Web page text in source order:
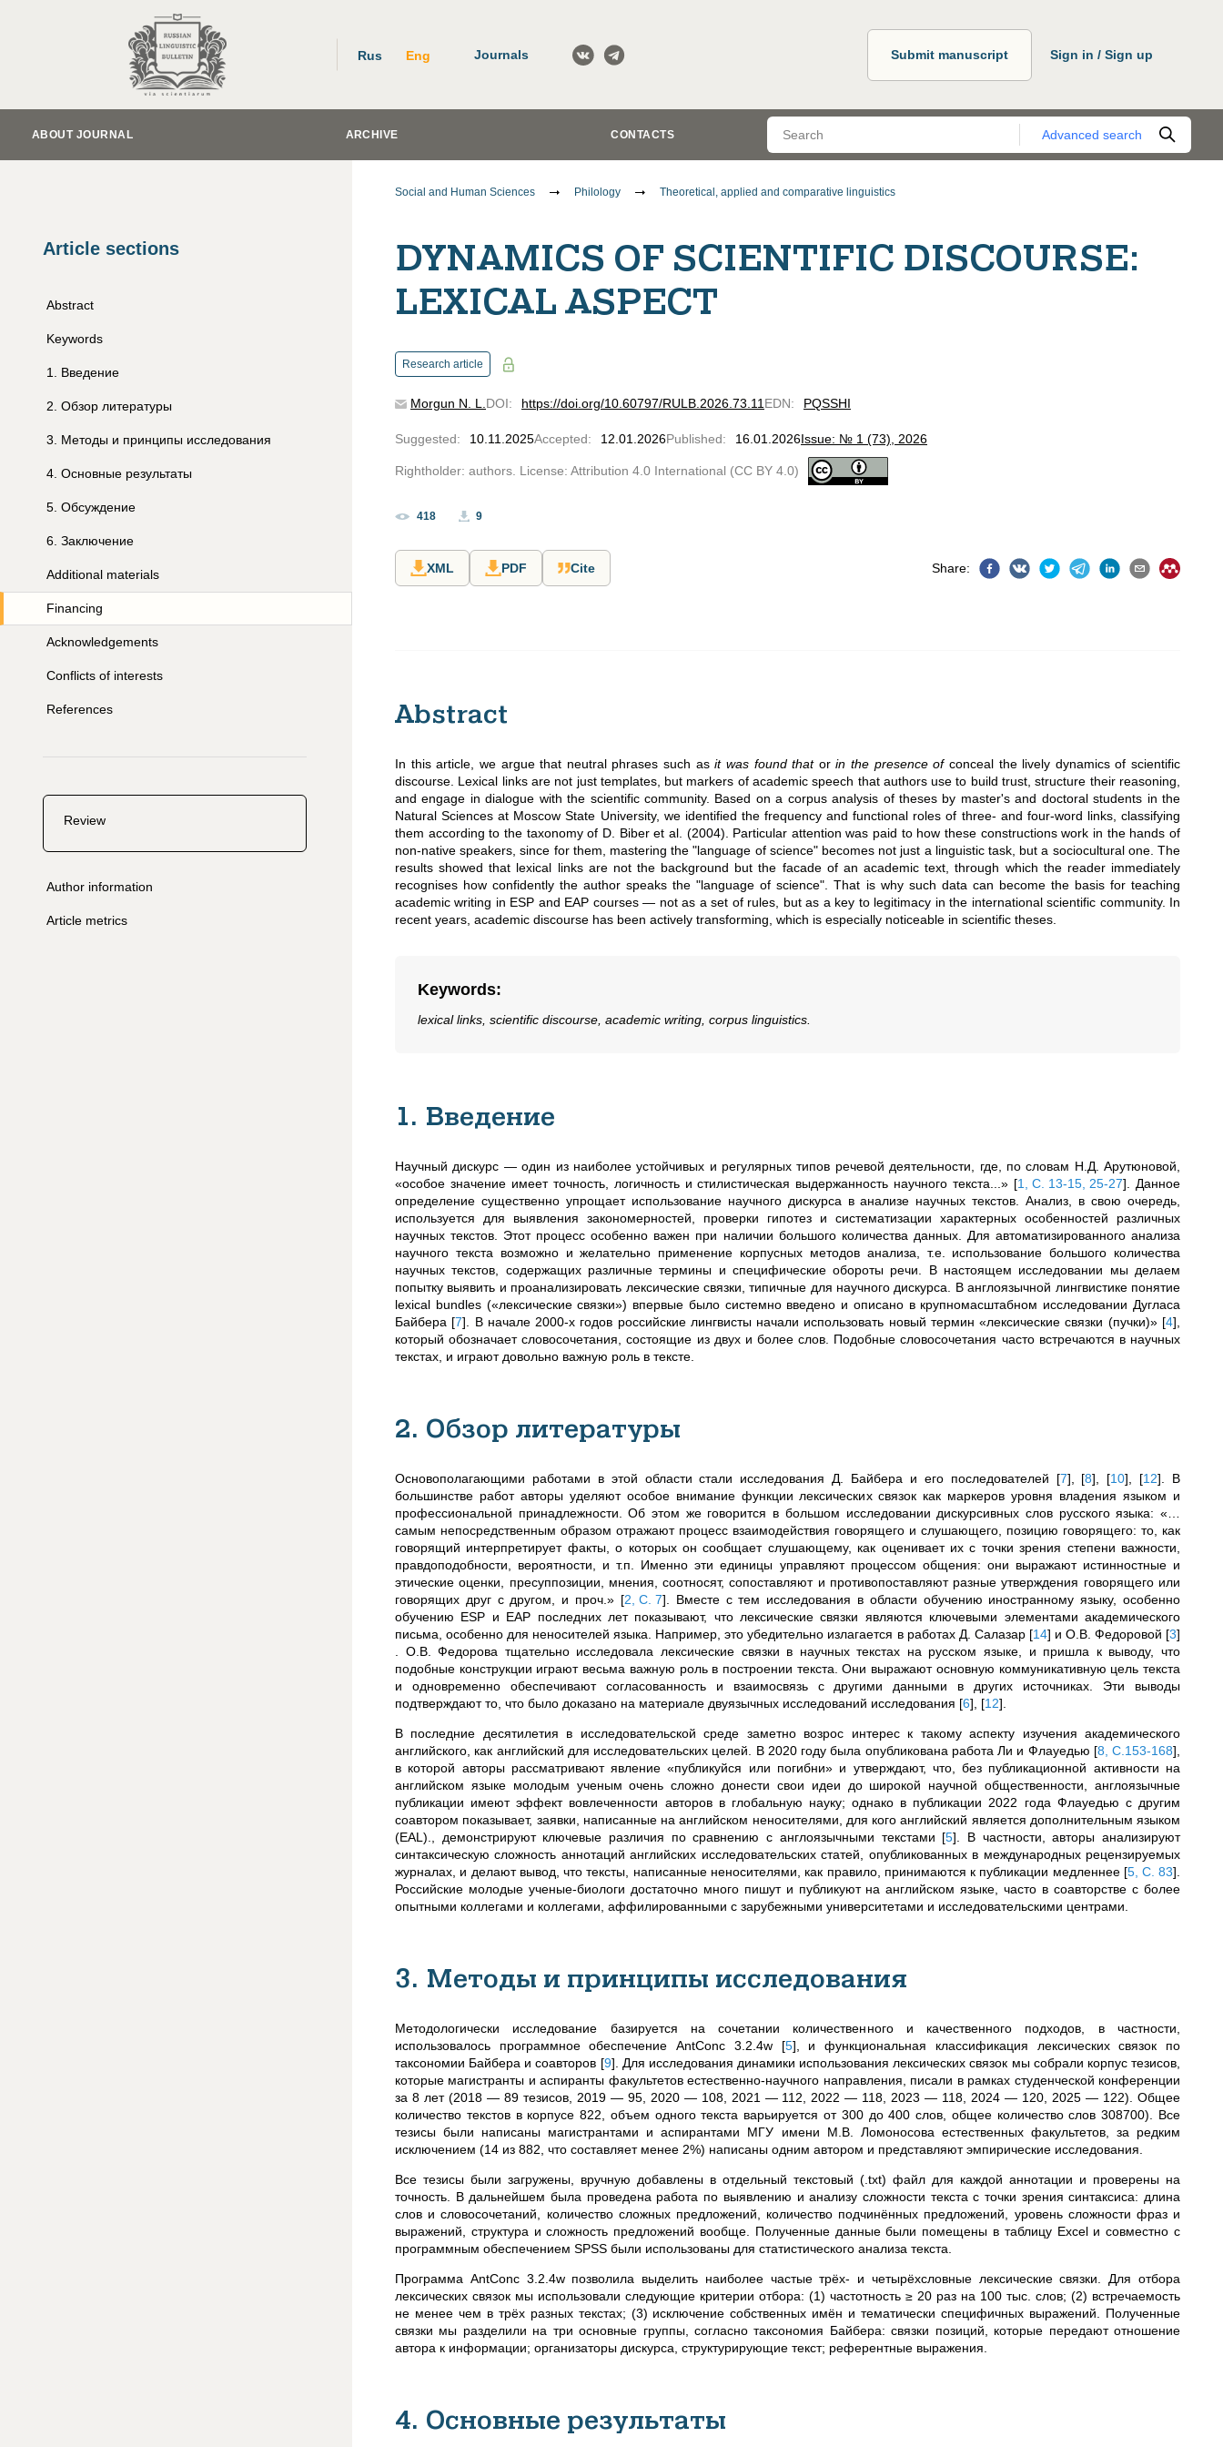
Rus Eng Journals Submit manuscript Sign in / Sign up
ABOUT JOURNAL ARCHIVE CONTACTS Advanced search
Article sections
Abstract
Keywords
1 Введение
2 Обзор литературы
3 Методы и принципы исследования
4 Основные результаты
5 Обсуждение
6 Заключение
Additional materials
Financing
Acknowledgements
Conflicts of interests
References
Review
Author information
Article metrics
Social and Human Sciences Philology Theoretical, applied and comparative linguistics
DYNAMICS OF SCIENTIFIC DISCOURSE:
LEXICAL ASPECT
Research article
Morgun N. L. DOI: https://doi.org/10.60797/RULB.2026.73.11 EDN: PQSSHI
Suggested: 10.11.2025Accepted: 12.01.2026Published: 16.01.2026Issue: № 1 (73), 2026
Rightholder: authors. License: Attribution 4.0 International (CC BY 4.0)
418 9
XML PDF Cite Share:
Abstract
In this article, we argue that neutral phrases such asit was found that orin the presence ofconceal the lively dynamics of scientific
discourse. Lexical links are not just templates, but markers of academic speech that authors use to build trust, structure their reasoning,
and engage in dialogue with the scientific community. Based on a corpus analysis of theses by master's and doctoral students in the
Natural Sciences at Moscow State University, we identified the frequency and functional roles of three- and four-word links, classifying
them according to the taxonomy of D. Biber et al. (2004). Particular attention was paid to how these constructions work in the hands of
non-native speakers, since for them, mastering the "language of science" becomes not just a linguistic task, but a sociocultural one. The
results showed that lexical links are not the background but the facade of an academic text, through which the reader immediately
recognises how confidently the author speaks the "language of science". That is why such data can become the basis for teaching
academic writing in ESP and EAP courses — not as a set of rules, but as a key to legitimacy in the international scientific community. In
recent years, academic discourse has been actively transforming, which is especially noticeable in scientific theses.
Keywords:
lexical links, scientific discourse, academic writing, corpus linguistics.
1. Введение
Научный дискурс — один из наиболее устойчивых и регулярных типов речевой деятельности, где, по словам Н.Д. Арутюновой,
«особое значение имеет точность, логичность и стилистическая выдержанность научного текста...» [1, С. 13-15, 25-27] . Данное
определение существенно упрощает использование научного дискурса в анализе научных текстов. Анализ, в свою очередь,
используется для выявления закономерностей, проверки гипотез и систематизации характерных особенностей различных
научных текстов. Этот процесс особенно важен при наличии большого количества данных. Для автоматизированного анализа
научного текста возможно и желательно применение корпусных методов анализа, т.е. использование большого количества
научных текстов, содержащих различные термины и специфические обороты речи. В настоящем исследовании мы делаем
попытку выявить и проанализировать лексические связки, типичные для научного дискурса. В англоязычной лингвистике понятие
lexical bundles («лексические связки») впервые было системно введено и описано в крупномасштабном исследовании Дугласа
Байбера [7] . В начале 2000-х годов российские лингвисты начали использовать новый термин «лексические связки (пучки)» [4]
который обозначает словосочетания, состоящие из двух и более слов. Подобные словосочетания часто встречаются в научных
текстах, и играют довольно важную роль в тексте.
2. Обзор литературы
Основополагающими работами в этой области стали исследования Д. Байбера и его последователей [7] [8] [10] [12] . В
большинстве работ авторы уделяют особое внимание функции лексических связок как маркеров уровня владения языком и
профессиональной принадлежности. Об этом же говорится в большом исследовании дискурсивных слов русского языка: «…
самым непосредственным образом отражают процесс взаимодействия говорящего и слушающего, позицию говорящего: то, как
говорящий интерпретирует факты, о которых он сообщает слушающему, как оценивает их с точки зрения степени важности,
правдоподобности, вероятности, и т.п. Именно эти единицы управляют процессом общения: они выражают истинностные и
этические оценки, пресуппозиции, мнения, соотносят, сопоставляют и противопоставляют разные утверждения говорящего или
говорящих друг с другом, и проч.» [2, С. 7] . Вместе с тем исследования в области обучению иностранному языку, особенно
обучению ESP и EAP последних лет показывают, что лексические связки являются ключевыми элементами академического
письма, особенно для неносителей языка. Например, это убедительно излагается в работах Д. Салазар [14] и О.В. Федоровой [3]
. О.В. Федорова тщательно исследовала лексические связки в научных текстах на русском языке, и пришла к выводу, что
подобные конструкции играют весьма важную роль в построении текста. Они выражают основную коммуникативную цель текста
и одновременно обеспечивают согласованность и взаимосвязь с другими данными в других источниках. Эти выводы
подтверждают то, что было доказано на материале двуязычных исследований исследования [6] [12]
В последние десятилетия в исследовательской среде заметно возрос интерес к такому аспекту изучения академического
английского, как английский для исследовательских целей. В 2020 году была опубликована работа Ли и Флауедью [8, С.153-168]
в которой авторы рассматривают явление «публикуйся или погибни» и утверждают, что, без публикационной активности на
английском языке молодым ученым очень сложно донести свои идеи до широкой научной общественности, англоязычные
публикации имеют эффект вовлеченности авторов в глобальную науку; однако в публикации 2022 года Флауедью с другим
соавтором показывает, заявки, написанные на английском неносителями, для кого английский является дополнительным языком
(EAL)., демонстрируют ключевые различия по сравнению с англоязычными текстами [5] . В частности, авторы анализируют
синтаксическую сложность аннотаций английских исследовательских статей, опубликованных в международных рецензируемых
журналах, и делают вывод, что тексты, написанные неносителями, как правило, принимаются к публикации медленнее [5, С. 83]
Российские молодые ученые-биологи достаточно много пишут и публикуют на английском языке, часто в соавторстве с более
опытными коллегами и коллегами, аффилированными с зарубежными университетами и исследовательскими центрами.
3. Методы и принципы исследования
Методологически исследование базируется на сочетании количественного и качественного подходов, в частности,
использовалось программное обеспечение AntConc 3.2.4w [5] , и функциональная классификация лексических связок по
таксономии Байбера и соавторов [9] . Для исследования динамики использования лексических связок мы собрали корпус тезисов,
которые магистранты и аспиранты факультетов естественно-научного направления, писали в рамках студенческой конференции
за 8 лет (2018 —89 тезисов, 2019 —95, 2020 —108, 2021 —112, 2022— 118, 2023— 118, 2024— 120, 2025— 122). Общее
количество текстов в корпусе 822, объем одного текста варьируется от 300 до 400 слов, общее количество слов 308700). Все
тезисы были написаны магистрантами и аспирантами МГУ имени М.В. Ломоносова естественных факультетов, за редким
исключением (14 из 882, что составляет менее 2%) написаны одним автором и представляют эмпирические исследования.
Все тезисы были загружены, вручную добавлены в отдельный текстовый (.txt) файл для каждой аннотации и проверены на
точность. В дальнейшем была проведена работа по выявлению и анализу сложности текста с точки зрения синтаксиса: длина
слов и словосочетаний, количество сложных предложений, количество подчинённых предложений, уровень сложности фраз и
выражений, структура и сложность предложений вообще. Полученные данные были помещены в таблицу Excel и совместно с
программным обеспечением SPSS были использованы для статистического анализа текста.
Программа AntConc 3.2.4w позволила выделить наиболее частые трёх- и четырёхсловные лексические связки. Для отбора
лексических связок мы использовали следующие критерии отбора: (1) частотность ≥ 20 раз на 100 тыс. слов; (2) встречаемость
не менее чем в трёх разных текстах; (3) исключение собственных имён и тематически специфичных выражений. Полученные
связки мы разделили на три основные группы, согласно таксономия Байбера: связки позиций, которые передают отношение
автора к информации; организаторы дискурса, структурирующие текст; референтные выражения.
4. Основные результаты